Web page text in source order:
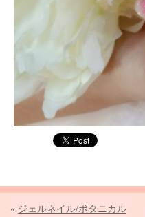
« ジェルネイル/ボタニカル